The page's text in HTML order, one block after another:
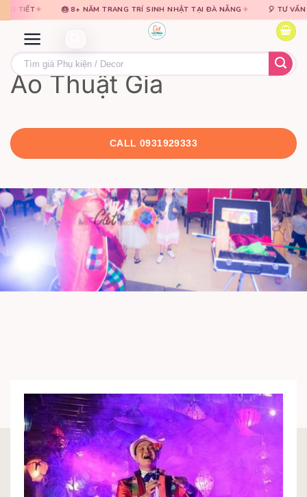
qua
qua
TRANG TRÍ SINH NHẬT TẠI ĐÀ NẴNG✦ 🎈 TƯ VẤN MIỄN PHÍ · BÁO GIÁ
Tìm
kiếm:
Ảo Thuật Gia
CALL 0931929333